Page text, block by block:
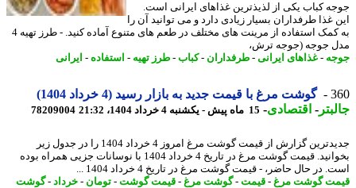
کباب یکی از لذیذترین غذاهای ایرانی است.
غذا طرفداران بسیار زیادی دارد و می توانید آن را
به کمک استفاده از مرینت های مختلف در طعم های متنوع آماده کنید. - طرز تهیه 4
جوجه (جوجه ترش،
-غذاهای ایرانی- طرفداران - کباب-طرز تهیه -استفاده-ایرانی
گوشت مرغ با قیمت جدید به بازار رسید (4 خرداد 1404)
-اقتصادی-15 ماه پیش - یکشنبه 4 خرداد 1404، 21:32 78209004
جدیدترین گزارش از قیمت گوشت مرغ امروز 4 خرداد 1404 را در جدول زیر
بخوانید. قیمت گوشت مرغ در تاریخ 4 خرداد 1404 با نوسانات جزیی همراه بوده
در حال حاضر، - قیمت گوشت مرغ در تاریخ 4 خرداد 1404 ...
گوشت مرغ -قیمت-گوشت مرغ -قیمت گوشت-تومان-خرداد-گوشت